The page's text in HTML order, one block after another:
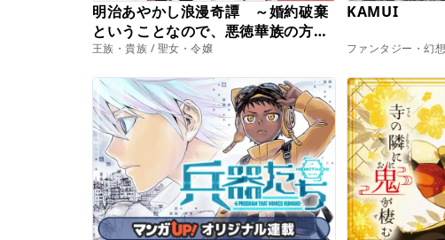
明治あやかし浪漫奇譚 ～婚約破棄
ということなので、悪徳華族の方々
まとめておビンタ１０００倍で報復
王族・貴族 / 聖女・令嬢
KAMUI
ファンタジー・幻